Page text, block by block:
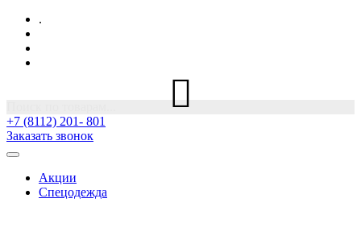
.
+7 (8112) 201- 801
Заказать звонок
Акции
Спецодежда